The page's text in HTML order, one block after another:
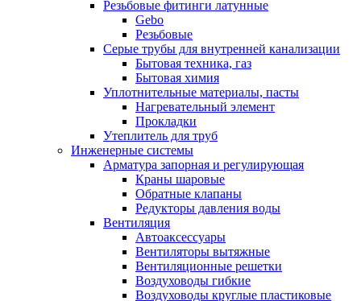
Резьбовые фитинги латунные
Gebo
Резьбовые
Серые трубы для внутренней канализации
Бытовая техника, газ
Бытовая химия
Уплотнительные материалы, пасты
Нагревательный элемент
Прокладки
Утеплитель для труб
Инженерные системы
Арматура запорная и регулирующая
Краны шаровые
Обратные клапаны
Редукторы давления воды
Вентиляция
Автоаксессуары
Вентиляторы вытяжные
Вентиляционные решетки
Воздуховоды гибкие
Воздуховоды круглые пластиковые